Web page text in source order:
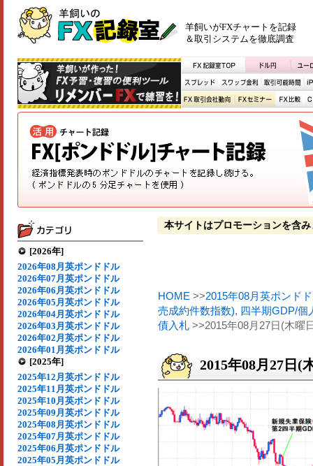
羊飼いがFXチャートを記録
＆取引システムを徹底調査
[2026年]
2026年08月英ポンドドル
2026年07月英ポンドドル
2026年06月英ポンドドル
2026年05月英ポンドドル
2026年04月英ポンドドル
2026年03月英ポンドドル
2026年02月英ポンドドル
2026年01月英ポンドドル
[2025年]
2025年12月英ポンドドル
2025年11月英ポンドドル
2025年10月英ポンドドル
2025年09月英ポンドドル
2025年08月英ポンドドル
2025年07月英ポンドドル
2025年06月英ポンドドル
2025年05月英ポンドドル
本サイトはプロモーションを含み
HOME >>2015年08月英ポンド
売成約件数指数), 四半期GDP/個
債入札 >>2015年08月27日(木曜
2015年08月27日(